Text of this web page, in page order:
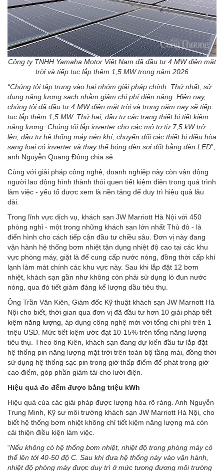
Công ty TNHH Yamaha Motor Việt Nam đã đầu tư 4 MW điện mặt
trời và tiếp tục lắp thêm 1,5 MW trong năm 2026
“Chúng tôi tập trung vào hai nhóm giải pháp chính. Thứ nhất, sử
dụng năng lượng sạch nhằm giảm chi phí điện năng. Hiện nay,
chúng tôi đã đầu tư 4 MW điện mặt trời và trong năm nay sẽ tiếp
tục lắp thêm 1,5 MW. Thứ hai, đầu tư các trang thiết bị tiết kiệm
năng lượng. Chúng tôi lắp inverter cho các mô tơ từ 7,5 kW trở
lên, đầu tư hệ thống máy nén khí, chuyển đổi các thiết bị điều hòa
sang loại có inverter và thay thế bóng đèn sợi đốt bằng đèn LED”,
anh Nguyễn Quang Đông chia sẻ.
Cùng với giải pháp công nghệ, doanh nghiệp này còn vận động
người lao động hình thành thói quen tiết kiệm điện trong quá trình
làm việc - yếu tố được xem là nền tảng để duy trì hiệu quả lâu
dài.
Trong lĩnh vực dịch vụ, khách sạn JW Marriott Hà Nội với 450
phòng nghỉ - một trong những khách sạn lớn nhất Thủ đô - là
điển hình cho cách tiếp cận đầu tư chiều sâu. Đơn vị này đang
vận hành hệ thống bơm nhiệt tận dụng nhiệt độ cao tại các khu
vực phòng máy, giặt là để cung cấp nước nóng, đồng thời cấp khí
lạnh làm mát chính các khu vực này. Sau khi lắp đặt 12 bơm
nhiệt, khách sạn gần như không còn phải sử dụng lò đun nước
nóng, qua đó tiết giảm đáng kể lượng dầu tiêu thụ.
Ông Trần Văn Kiên, Giám đốc Kỹ thuật khách sạn JW Marriott Hà
Nội cho biết, thời gian qua đơn vị đã đầu tư hơn 10 giải pháp tiết
kiệm năng lượng , áp dụng công nghệ mới với tổng chi phí trên 1
triệu USD. Mức tiết kiệm ước đạt 10-15% trên tổng năng lượng
tiêu thụ. Theo ông Kiên, khách sạn đang dự kiến đầu tư lắp đặt
hệ thống pin năng lượng mặt trời trên toàn bộ tầng mái, đồng thời
sử dụng hệ thống sạc pin trong giờ thấp điểm để phát trong giờ
cao điểm, góp phần giảm tải cho lưới điện.
Hiệu quả đo đếm được bằng triệu kWh
Hiệu quả của các giải pháp được lượng hóa rõ ràng. Anh Nguyễn
Trung Minh, Kỹ sư môi trường khách sạn JW Marriott Hà Nội, cho
biết hệ thống bơm nhiệt không chỉ tiết kiệm năng lượng mà còn
cải thiện điều kiện làm việc.
“Nếu không có hệ thống bơm nhiệt, nhiệt độ trong phòng máy có
thể lên tới 40-50 độ C. Sau khi đưa hệ thống này vào vận hành,
nhiệt độ phòng máy được duy trì ở mức tương đương môi trường